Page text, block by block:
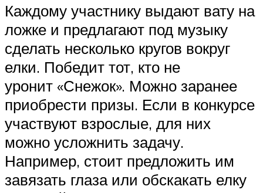
Каждому участнику выдают вату на
ложке и предлагают под музыку
сделать несколько кругов вокруг
елки. Победит тот, кто не
уронит «Снежок». Можно заранее
приобрести призы. Если в конкурсе
участвуют взрослые, для них
можно усложнить задачу.
Например, стоит предложить им
завязать глаза или обскакать елку